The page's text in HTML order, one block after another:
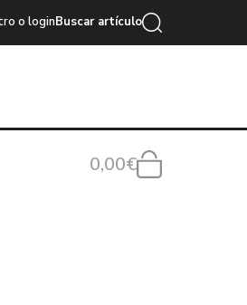
o loginBuscar artículo
0,00€